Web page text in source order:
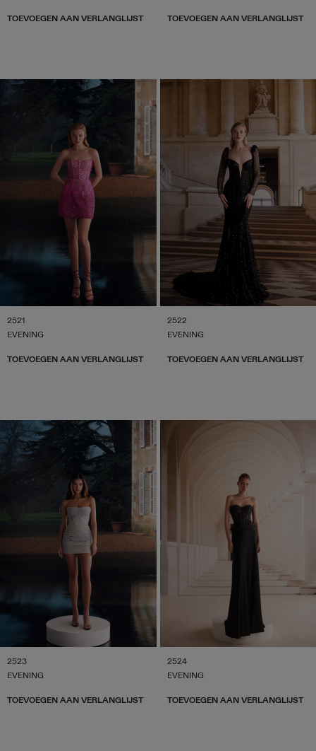
TOEVOEGEN AAN VERLANGLIJST TOEVOEGEN AAN VERLANGLIJST
2521
EVENING
TOEVOEGEN AAN VERLANGLIJST
2522
EVENING
TOEVOEGEN AAN VERLANGLIJST
2523
EVENING
TOEVOEGEN AAN VERLANGLIJST
2524
EVENING
TOEVOEGEN AAN VERLANGLIJST